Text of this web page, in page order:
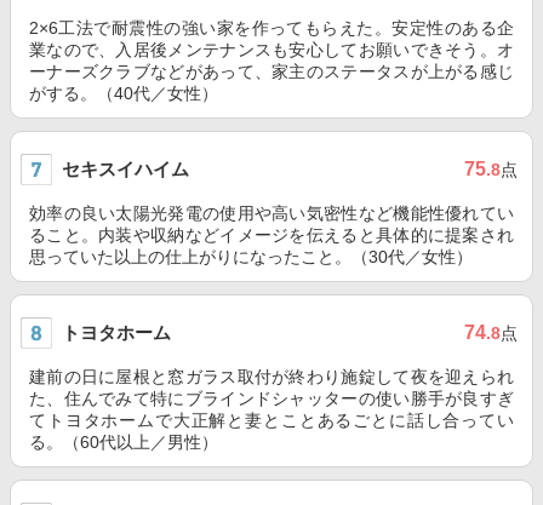
2×6工法で耐震性の強い家を作ってもらえた。安定性のある企
業なので、入居後メンテナンスも安心してお願いできそう。オ
ーナーズクラブなどがあって、家主のステータスが上がる感じ
がする。（40代／女性）
セキスイハイム 75.8点
効率の良い太陽光発電の使用や高い気密性など機能性優れてい
ること。内装や収納などイメージを伝えると具体的に提案され
思っていた以上の仕上がりになったこと。（30代／女性）
トヨタホーム 74.8点
建前の日に屋根と窓ガラス取付が終わり施錠して夜を迎えられ
た、住んでみて特にブラインドシャッターの使い勝手が良すぎ
てトヨタホームで大正解と妻とことあるごとに話し合ってい
る。（60代以上／男性）